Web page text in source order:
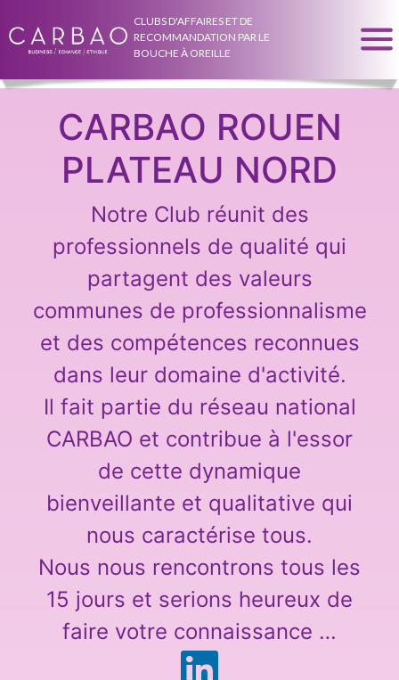
CLUBS D'AFFAIRES ET DE
RECOMMANDATION PAR LE
BOUCHE À OREILLE
CARBAO ROUEN
PLATEAU NORD
Notre Club réunit des
professionnels de qualité qui
partagent des valeurs
communes de professionnalisme
et des compétences reconnues
dans leur domaine d'activité.
Il fait partie du réseau national
CARBAO et contribue à l'essor
de cette dynamique
bienveillante et qualitative qui
nous caractérise tous.
Nous nous rencontrons tous les
15 jours et serions heureux de
faire votre connaissance …